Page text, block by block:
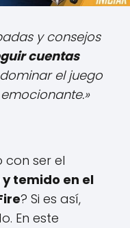
y consejos
cuentas
el juego
con ser el
temido en el
? Si es así,
En este